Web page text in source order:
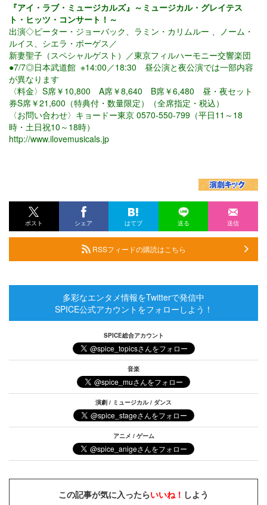
『アイ・ラブ・ミュージカルズ』～ミュージカル・グレイテス
ト・ヒッツ・コンサート！～
出演◇ピーター・ジョーバック、ラミン・カリムルー 、ノーム・
ルイス、シエラ・ボーゲス／
新妻聖子（スペシャルゲスト）／東京フィルハーモニー交響楽団
●7/7◎日本武道館 ※14:00／18:30 昼公演と夜公演では一部内容
が異なります
〈料金〉S席￥10,800 A席￥8,640 B席￥6,480 昼・夜セット
券S席￥21,600（特典付・数量限定）（全席指定・税込）
〈お問い合わせ〉キョードー東京 0570-550-799（平日11～18
時・土日祝10～18時）
http://www.ilovemusicals.jp
ポスト シェア はてブ 送る 送信
RSSフィードの購読はこちら
多彩なエンタメ情報をTwitterで発信中
SPICE公式アカウントをフォローしよう！
SPICE総合アカウント
音楽
演劇 / ミュージカル / ダンス
アニメ / ゲーム
この記事が気に入ったらいいね！ しよう